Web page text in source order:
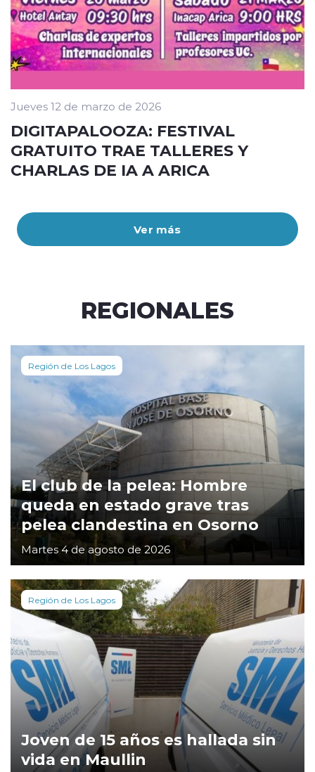
Ver más
Jueves 12 de marzo de 2026
DIGITAPALOOZA: FESTIVAL
GRATUITO TRAE TALLERES Y
CHARLAS DE IA A ARICA
REGIONALES
Región de Los Lagos
El club de la pelea: Hombre
queda en estado grave tras
pelea clandestina en Osorno
Martes 4 de agosto de 2026
Región de Los Lagos
Joven de 15 años es hallada sin
vida en Maullin